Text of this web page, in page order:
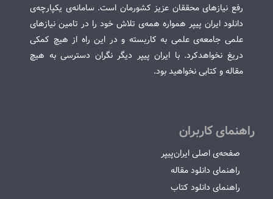
رفع نیازهای محققان عزیز کشورمان است. سامانه‌ی یکپارچه‌ی
دانلود ایران پیپر همواره همه‌ی تلاش خود را در تامین نیازهای
علمی جامعه‌ی علمی به کاربسته و در این راه از هیچ کمکی
دریغ نخواهدکرد. با ایران پیپر دیگر نگران دسترسی به هیچ
مقاله و کتابی نخواهید بود.
راهنمای کاربران
صفحه‌ی اصلی ایران‌پیپر
راهنمای دانلود مقاله
راهنمای دانلود کتاب